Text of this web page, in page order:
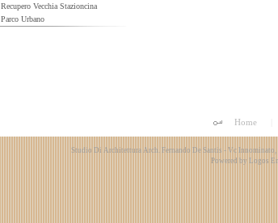
Recupero Vecchia Stazioncina
Parco Urbano
Home
Studio Di Architettura Arch. Fernando De Santis - Vc
Powered by Logos